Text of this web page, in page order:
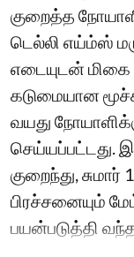
குறைத்த
டெல்லி எய்ம்ஸ்
எடையுடன் மிகை
கடுமையான
வயது
செய்யப்பட்டது.
குறைந்து,
பிரச்சனையும்
பயன்படுத்தி வந்த